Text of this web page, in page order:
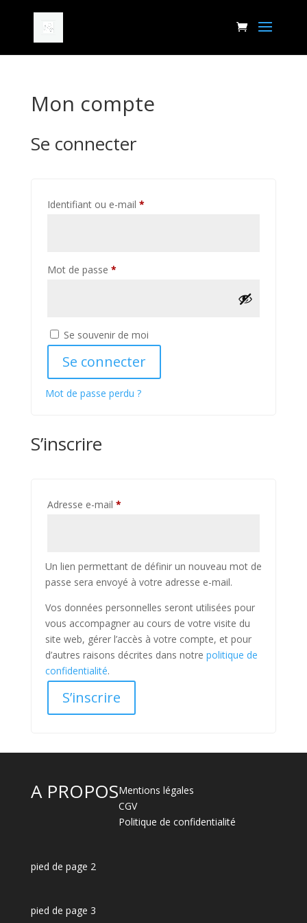
Mon compte
Se connecter
Identifiant ou e-mail *Obligatoire
Mot de passe *Obligatoire
Se souvenir de moi
Se connecter
Mot de passe perdu ?
S’inscrire
Adresse e-mail *Obligatoire
Un lien permettant de définir un nouveau mot de
passe sera envoyé à votre adresse e-mail.
Vos données personnelles seront utilisées pour
vous accompagner au cours de votre visite du
site web, gérer l’accès à votre compte, et pour
d’autres raisons décrites dans notre politique de
confidentialité.
S’inscrire
A PROPOSMentions légales
CGV
Politique de confidentialité
pied de page 2
pied de page 3